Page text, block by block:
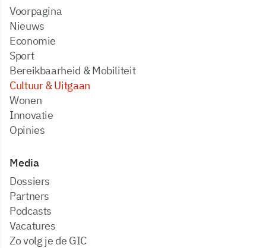
Voorpagina
Nieuws
Economie
Sport
Bereikbaarheid & Mobiliteit
Cultuur & Uitgaan
Wonen
Innovatie
Opinies
Media
dossiers
partners
podcasts
vacatures
zo volg je de GIC